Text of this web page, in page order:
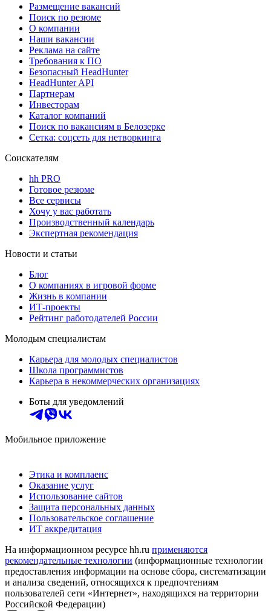
Размещение вакансий
Поиск по резюме
О компании
Наши вакансии
Реклама на сайте
Требования к ПО
Безопасный HeadHunter
HeadHunter API
Партнерам
Инвесторам
Каталог компаний
Поиск по вакансиям в Белозерке
Сетка: соцсеть для нетворкинга
Соискателям
hh PRO
Готовое резюме
Все сервисы
Хочу у вас работать
Производственный календарь
Экспертная рекомендация
Новости и статьи
Блог
О компаниях в игровой форме
Жизнь в компании
ИТ-проекты
Рейтинг работодателей России
Молодым специалистам
Карьера для молодых специалистов
Школа программистов
Карьера в некоммерческих организациях
Боты для уведомлений
Мобильное приложение
Этика и комплаенс
Оказание услуг
Использование сайтов
Защита персональных данных
Пользовательское соглашение
ИТ аккредитация
На информационном ресурсе hh.ru применяются
рекомендательные технологии (информационные технологии
предоставления информации на основе сбора, систематизации
и анализа сведений, относящихся к предпочтениям
пользователей сети «Интернет», находящихся на территории
Российской Федерации)